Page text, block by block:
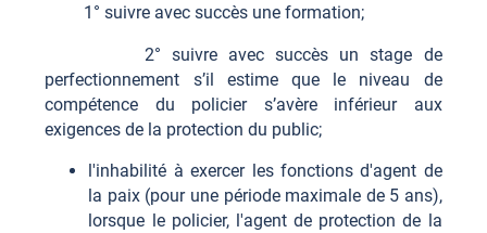
1° suivre avec succès une formation;
2° suivre avec succès un stage de
perfectionnement s’il estime que le niveau de
compétence du policier s’avère inférieur aux
exigences de la protection du public;
l'inhabilité à exercer les fonctions d'agent de
la paix (pour une période maximale de 5 ans),
lorsque le policier, l'agent de protection de la